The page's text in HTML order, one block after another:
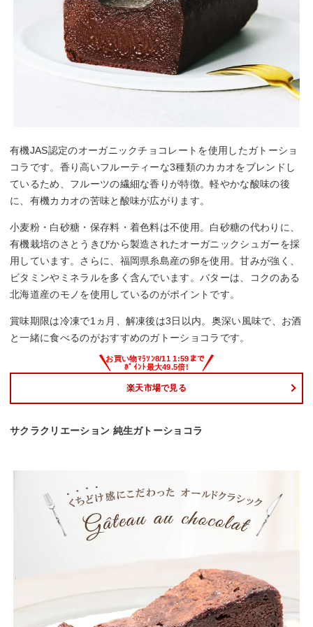
有機JAS認定のオーガニックチョコレートを使用したガトーショ
コラです。香り高いフルーティーな3種類のカカオをブレンドし
ているため、フルーツの繊細な香りが特徴。軽やかな酸味の後
に、有機カカオの苦味と酸味が広がります。
小麦粉・白砂糖・保存料・着色料は不使用。白砂糖の代わりに、
有機栽培のさとうきびから製造されたオーガニックシュガーを採
用しています。さらに、福岡県糸島産の卵を使用。甘みが強く、
ビタミンやミネラルを多く含んでいます。バターは、コクのある
北海道産のモノを使用しているのがポイントです。
賞味期限は冷凍で1ヵ月、解凍後は3日以内。奥深い風味で、お酒
と一緒に食べるのがおすすめのガトーショコラです。
楽天市場で見る
サクラクリエーション 純生ガトーショコラ